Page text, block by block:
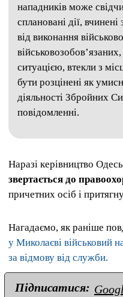
нападників може
сплановані дії,
від виконання
ситуацією, втекли з
бути розцінені як
діяльності Збройних
повідомленні.
Наразі керівництво
звертається до
причетних осіб і
Нагадаємо, як раніше
у Миколаєві військовий
за відмову від служби.
Підписатися: